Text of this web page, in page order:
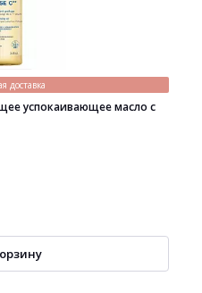
доставка
успокаивающее масло с